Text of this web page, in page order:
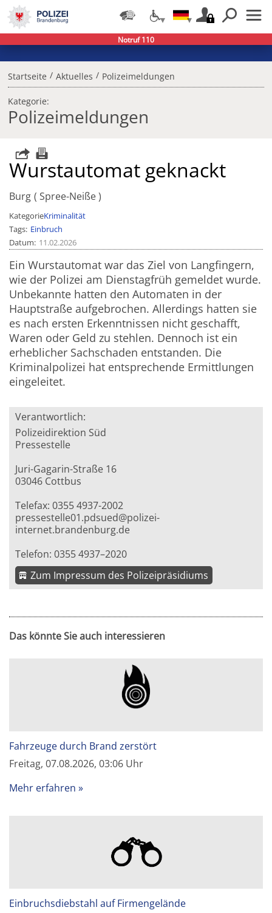
Startseite / Aktuelles / Polizeimeldungen
Kategorie:
Polizeimeldungen
Wurstautomat geknackt
Burg Spree-Neiße
KategorieKriminalität
Tags Einbruch
Datum 11.02.2026
Ein Wurstautomat war das Ziel von Langfingern,
wie der Polizei am Dienstagfrüh gemeldet wurde.
Unbekannte hatten den Automaten in der
Hauptstraße aufgebrochen. Allerdings hatten sie
es nach ersten Erkenntnissen nicht geschafft,
Waren oder Geld zu stehlen. Dennoch ist ein
erheblicher Sachschaden entstanden. Die
Kriminalpolizei hat entsprechende Ermittlungen
eingeleitet.
Verantwortlich:
Polizeidirektion Süd
Pressestelle
Juri-Gagarin-Straße 16
03046 Cottbus
Telefax: 0355 4937-2002
pressestelle01.pdsued@polizei-
internet.brandenburg.de
Telefon: 0355 4937–2020
Zum Impressum des Polizeipräsidiums
Das könnte Sie auch interessieren
Fahrzeuge durch Brand zerstört
Freitag, 07.08.2026, 03:06 Uhr
Mehr erfahren
Einbruchsdiebstahl auf Firmengelände
Notruf 110